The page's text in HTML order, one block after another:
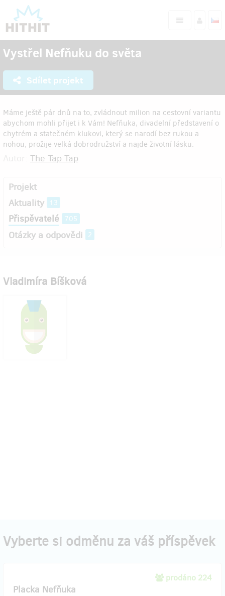
Vystřel Nefňuku do světa
Sdílet projekt
Máme ještě pár dnů na to, zvládnout milion na cestovní variantu
abychom mohli přijet i k Vám! Nefňuka, divadelní představení o
chytrém a statečném klukovi, který se narodí bez rukou a
nohou, prožije velká dobrodružství a najde životní lásku.
The Tap Tap
Projekt
Aktuality
13
Přispěvatelé 705
Otázky a odpovědi 2
Vladimíra Bíšková
Vyberte si odměnu za váš příspěvek
prodáno 224
Placka Nefňuka